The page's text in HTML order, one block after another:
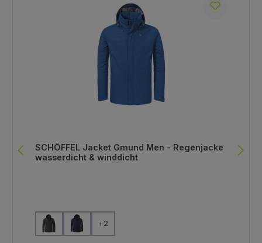
SCHÖFFEL Jacket Gmund Men - Regenjacke
wasserdicht & winddicht
Farbe auswählen
+2